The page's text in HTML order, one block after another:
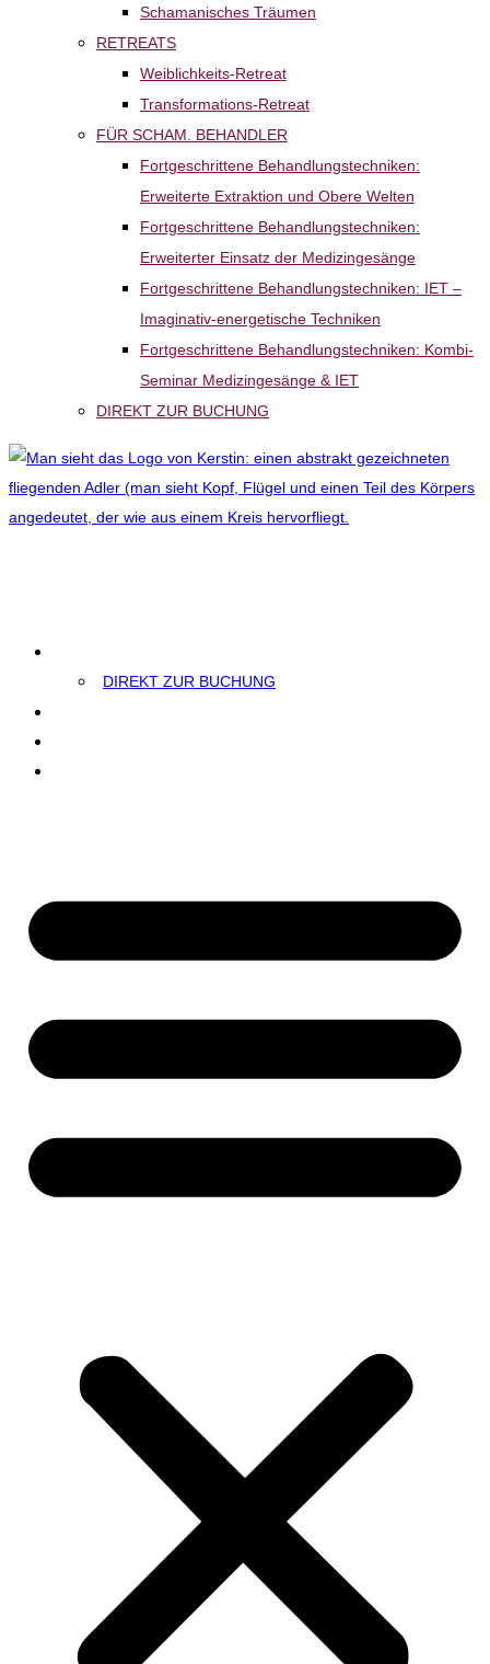
Schamanisches Träumen
RETREATS
Weiblichkeits-Retreat
Transformations-Retreat
FÜR SCHAM. BEHANDLER
Fortgeschrittene Behandlungstechniken:
Erweiterte Extraktion und Obere Welten
Fortgeschrittene Behandlungstechniken:
Erweiterter Einsatz der Medizingesänge
Fortgeschrittene Behandlungstechniken: IET –
Imaginativ-energetische Techniken
Fortgeschrittene Behandlungstechniken: Kombi-
Seminar Medizingesänge & IET
DIREKT ZUR BUCHUNG
DIREKT ZUR BUCHUNG